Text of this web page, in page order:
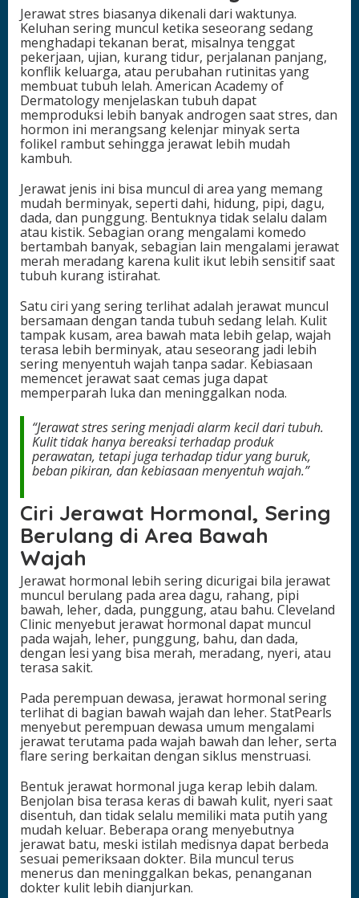
Jerawat stres biasanya dikenali dari waktunya.
Keluhan sering muncul ketika seseorang sedang
menghadapi tekanan berat, misalnya tenggat
pekerjaan, ujian, kurang tidur, perjalanan panjang,
konflik keluarga, atau perubahan rutinitas yang
membuat tubuh lelah. American Academy of
Dermatology menjelaskan tubuh dapat
memproduksi lebih banyak androgen saat stres, dan
hormon ini merangsang kelenjar minyak serta
folikel rambut sehingga jerawat lebih mudah
kambuh.
Jerawat jenis ini bisa muncul di area yang memang
mudah berminyak, seperti dahi, hidung, pipi, dagu,
dada, dan punggung. Bentuknya tidak selalu dalam
atau kistik. Sebagian orang mengalami komedo
bertambah banyak, sebagian lain mengalami jerawat
merah meradang karena kulit ikut lebih sensitif saat
tubuh kurang istirahat.
Satu ciri yang sering terlihat adalah jerawat muncul
bersamaan dengan tanda tubuh sedang lelah. Kulit
tampak kusam, area bawah mata lebih gelap, wajah
terasa lebih berminyak, atau seseorang jadi lebih
sering menyentuh wajah tanpa sadar. Kebiasaan
memencet jerawat saat cemas juga dapat
memperparah luka dan meninggalkan noda.
“Jerawat stres sering menjadi alarm kecil dari tubuh.
Kulit tidak hanya bereaksi terhadap produk
perawatan, tetapi juga terhadap tidur yang buruk,
beban pikiran, dan kebiasaan menyentuh wajah.”
Ciri Jerawat Hormonal, Sering
Berulang di Area Bawah
Wajah
Jerawat hormonal lebih sering dicurigai bila jerawat
muncul berulang pada area dagu, rahang, pipi
bawah, leher, dada, punggung, atau bahu. Cleveland
Clinic menyebut jerawat hormonal dapat muncul
pada wajah, leher, punggung, bahu, dan dada,
dengan lesi yang bisa merah, meradang, nyeri, atau
terasa sakit.
Pada perempuan dewasa, jerawat hormonal sering
terlihat di bagian bawah wajah dan leher. StatPearls
menyebut perempuan dewasa umum mengalami
jerawat terutama pada wajah bawah dan leher, serta
flare sering berkaitan dengan siklus menstruasi.
Bentuk jerawat hormonal juga kerap lebih dalam.
Benjolan bisa terasa keras di bawah kulit, nyeri saat
disentuh, dan tidak selalu memiliki mata putih yang
mudah keluar. Beberapa orang menyebutnya
jerawat batu, meski istilah medisnya dapat berbeda
sesuai pemeriksaan dokter. Bila muncul terus
menerus dan meninggalkan bekas, penanganan
dokter kulit lebih dianjurkan.